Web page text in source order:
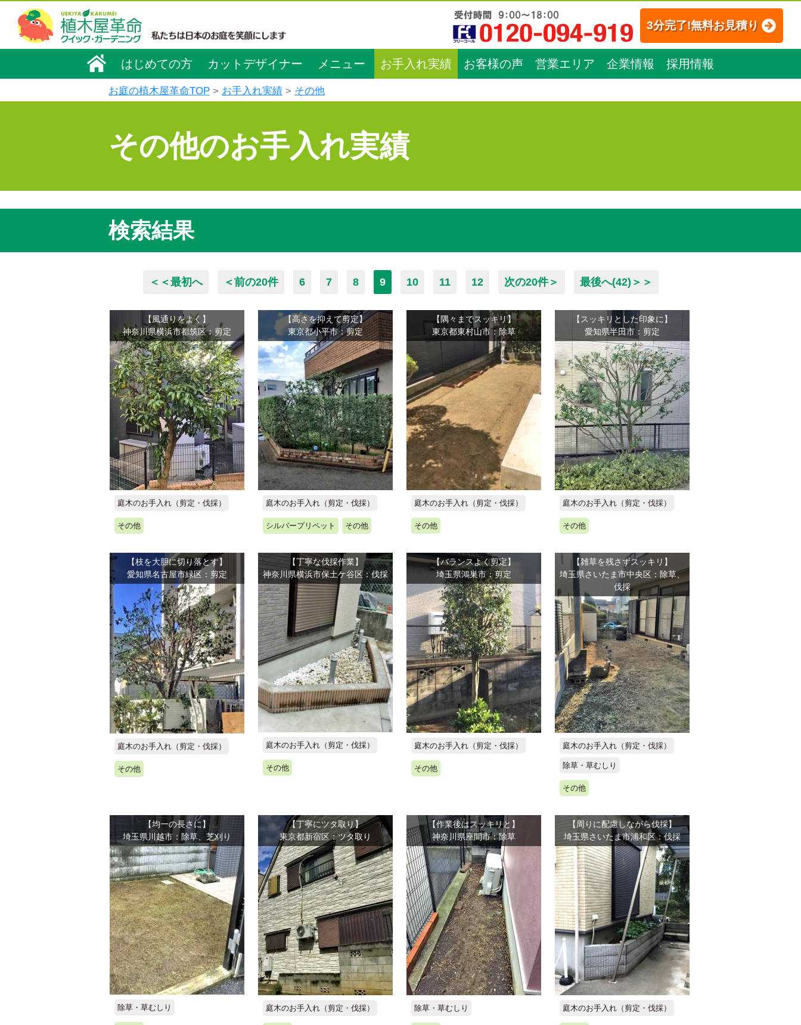
3分完了!無料お見積り
はじめての方 カットデザイナー メニュー お手入れ実績 お客様の声 営業エリア 企業情報 採用情報
お庭の植木屋革命TOP お手入れ実績 その他
その他のお手入れ実績
検索結果
＜＜最初へ ＜前の20件 6 7 8 9 10 11 12 次の20件＞ 最後へ(42)＞＞
【風通りをよく】
神奈川県横浜市都筑区：剪定
庭木のお手入れ（剪定・伐採）
その他
【高さを抑えて剪定】
東京都小平市：剪定
庭木のお手入れ（剪定・伐採）
シルバープリペット その他
【隅々までスッキリ】
東京都東村山市：除草
庭木のお手入れ（剪定・伐採）
その他
【スッキリとした印象に】
愛知県半田市：剪定
庭木のお手入れ（剪定・伐採）
その他
【枝を大胆に切り落とす】
愛知県名古屋市緑区：剪定
庭木のお手入れ（剪定・伐採）
その他
【丁寧な伐採作業】
神奈川県横浜市保土ケ谷区：伐採
庭木のお手入れ（剪定・伐採）
その他
【バランスよく剪定】
埼玉県鴻巣市：剪定
庭木のお手入れ（剪定・伐採）
その他
【雑草を残さずスッキリ】
埼玉県さいたま市中央区：除草、
伐採
庭木のお手入れ（剪定・伐採）
除草・草むしり
その他
【均一の長さに】
埼玉県川越市：除草、芝刈り
除草・草むしり
【丁寧にツタ取り】
東京都新宿区：ツタ取り
庭木のお手入れ（剪定・伐採）
【作業後はスッキリと】
神奈川県座間市：除草
除草・草むしり
【周りに配慮しながら伐採】
埼玉県さいたま市浦和区：伐採
庭木のお手入れ（剪定・伐採）